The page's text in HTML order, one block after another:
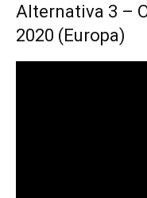
Alternativa 3 –
2020 (Europa)